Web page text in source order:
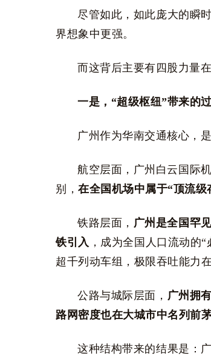
尽管如此，如此庞大的瞬
界想象中更强。
而这背后主要有四股力量在
一是，“超级枢纽”带来的过
广州作为华南交通核心，
航空层面，广州白云国际
别， 在全国机场中属于“顶流级
铁路层面， 广州是全国罕
铁引入 ，成为全国人口流动的
超千列动车组，极限吞吐能力
公路与城际层面， 广州拥
路网密度也在大城市中名列前
这种结构带来的结果是：